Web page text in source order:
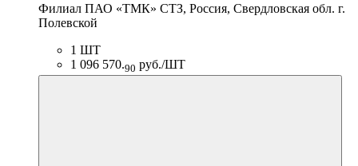
Филиал ПАО «ТМК» СТЗ, Россия, Свердловская обл. г.
Полевской
1 ШТ
1 096 570.90 руб./ШТ